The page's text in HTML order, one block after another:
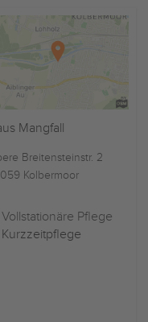
Mangfall
Breitensteinstr. 2
Kolbermoor
Vollstationäre Pflege
Kurzzeitpflege